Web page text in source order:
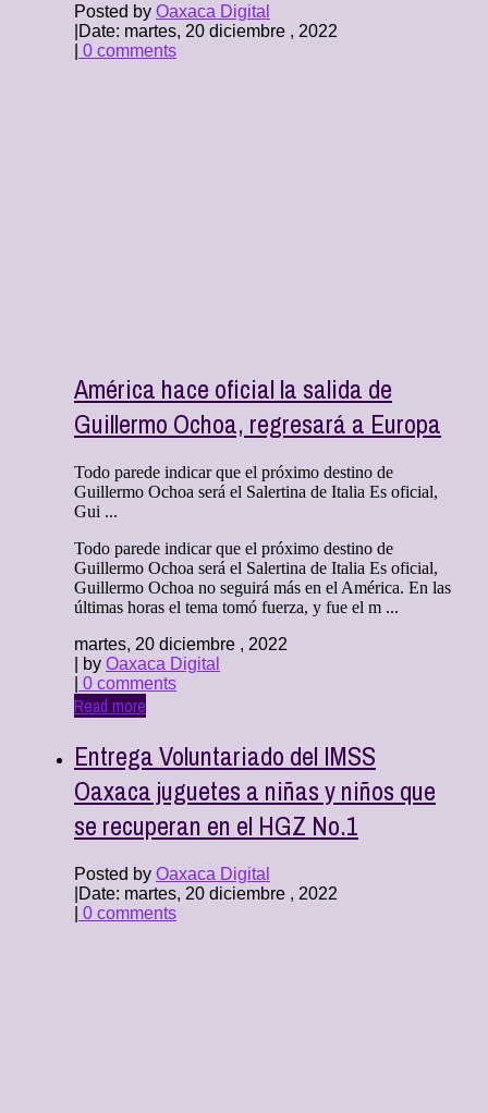
Posted by Oaxaca Digital
Date: martes, 20 diciembre , 2022
0 comments
América hace oficial la salida de
Guillermo Ochoa, regresará a Europa
Todo parede indicar que el próximo destino de
Guillermo Ochoa será el Salertina de Italia Es oficial,
Gui ...
Todo parede indicar que el próximo destino de
Guillermo Ochoa será el Salertina de Italia Es oficial,
Guillermo Ochoa no seguirá más en el América. En las
últimas horas el tema tomó fuerza, y fue el m ...
martes, 20 diciembre , 2022
| by Oaxaca Digital
0 comments
Read more
Entrega Voluntariado del IMSS
Oaxaca juguetes a niñas y niños que
se recuperan en el HGZ No.1
Posted by Oaxaca Digital
Date: martes, 20 diciembre , 2022
0 comments